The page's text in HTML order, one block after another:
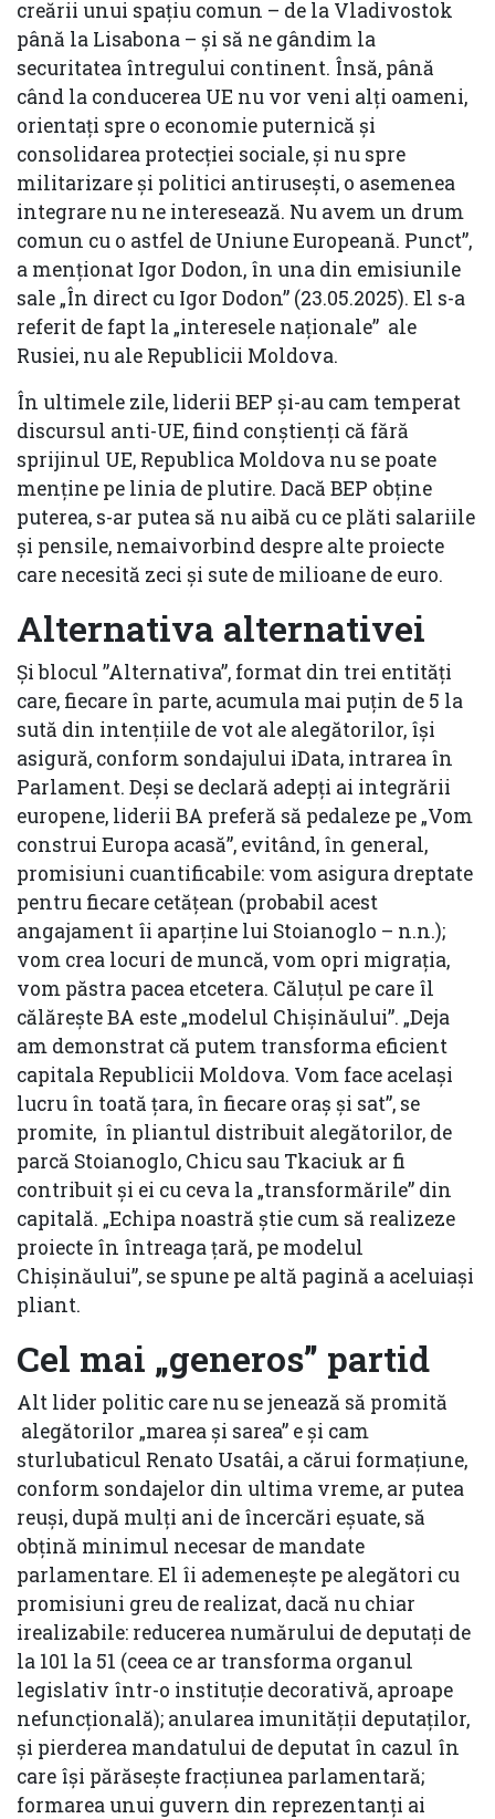
creării unui spațiu comun – de la Vladivostok
până la Lisabona – și să ne gândim la
securitatea întregului continent. Însă, până
când la conducerea UE nu vor veni alți oameni,
orientați spre o economie puternică și
consolidarea protecției sociale, și nu spre
militarizare și politici antirusești, o asemenea
integrare nu ne interesează. Nu avem un drum
comun cu o astfel de Uniune Europeană. Punct”,
a menționat Igor Dodon, în una din emisiunile
sale „În direct cu Igor Dodon” (23.05.2025). El s-a
referit de fapt la „interesele naționale” ale
Rusiei, nu ale Republicii Moldova.
În ultimele zile, liderii BEP și-au cam temperat
discursul anti-UE, fiind conștienți că fără
sprijinul UE, Republica Moldova nu se poate
menține pe linia de plutire. Dacă BEP obține
puterea, s-ar putea să nu aibă cu ce plăti salariile
și pensile, nemaivorbind despre alte proiecte
care necesită zeci și sute de milioane de euro.
Alternativa alternativei
Și blocul ”Alternativa”, format din trei entități
care, fiecare în parte, acumula mai puțin de 5 la
sută din intențiile de vot ale alegătorilor, își
asigură, conform sondajului iData, intrarea în
Parlament. Deși se declară adepți ai integrării
europene, liderii BA preferă să pedaleze pe „Vom
construi Europa acasă”, evitând, în general,
promisiuni cuantificabile: vom asigura dreptate
pentru fiecare cetățean (probabil acest
angajament îi aparține lui Stoianoglo – n.n.);
vom crea locuri de muncă, vom opri migrația,
vom păstra pacea etcetera. Căluțul pe care îl
călărește BA este „modelul Chișinăului”. „Deja
am demonstrat că putem transforma eficient
capitala Republicii Moldova. Vom face același
lucru în toată țara, în fiecare oraș și sat”, se
promite, în pliantul distribuit alegătorilor, de
parcă Stoianoglo, Chicu sau Tkaciuk ar fi
contribuit și ei cu ceva la „transformările” din
capitală. „Echipa noastră știe cum să realizeze
proiecte în întreaga țară, pe modelul
Chișinăului”, se spune pe altă pagină a aceluiași
pliant.
Cel mai „generos” partid
Alt lider politic care nu se jenează să promită
alegătorilor „marea și sarea” e și cam
sturlubaticul Renato Usatâi, a cărui formațiune,
conform sondajelor din ultima vreme, ar putea
reuși, după mulți ani de încercări eșuate, să
obțină minimul necesar de mandate
parlamentare. El îi ademenește pe alegători cu
promisiuni greu de realizat, dacă nu chiar
irealizabile: reducerea numărului de deputați de
la 101 la 51 (ceea ce ar transforma organul
legislativ într-o instituție decorativă, aproape
nefuncțională); anularea imunității deputaților,
și pierderea mandatului de deputat în cazul în
care își părăsește fracțiunea parlamentară;
formarea unui guvern din reprezentanți ai